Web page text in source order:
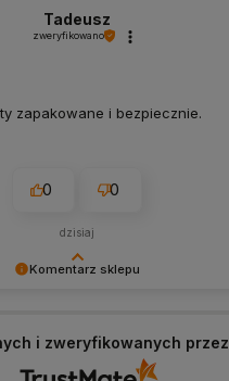
Komentarz sklepu
pozostaną z Tobą na dłużej. Z
pozdrowieniami, zespół Morowo
Tadeusz
zweryfikowano
zapakowane i bezpiecznie.
0 0
dzisiaj
i zweryfikowanych przez